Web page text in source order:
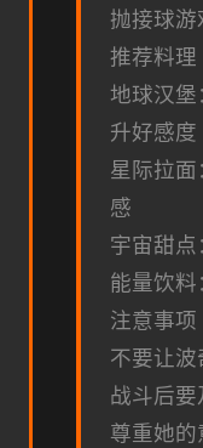
抛接球
推荐料理
地球汉堡
升好感度
星际拉
感
宇宙甜
能量饮
注意事项
不要让
战斗后
尊重她的